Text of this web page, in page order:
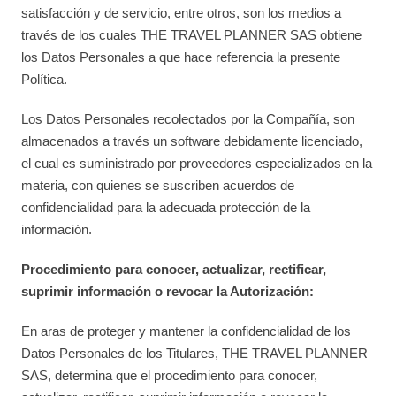
satisfacción y de servicio, entre otros, son los medios a
través de los cuales THE TRAVEL PLANNER SAS obtiene
los Datos Personales a que hace referencia la presente
Política.
Los Datos Personales recolectados por la Compañía, son
almacenados a través un software debidamente licenciado,
el cual es suministrado por proveedores especializados en la
materia, con quienes se suscriben acuerdos de
confidencialidad para la adecuada protección de la
información.
Procedimiento para conocer, actualizar, rectificar,
suprimir información o revocar la Autorización:
En aras de proteger y mantener la confidencialidad de los
Datos Personales de los Titulares, THE TRAVEL PLANNER
SAS, determina que el procedimiento para conocer,